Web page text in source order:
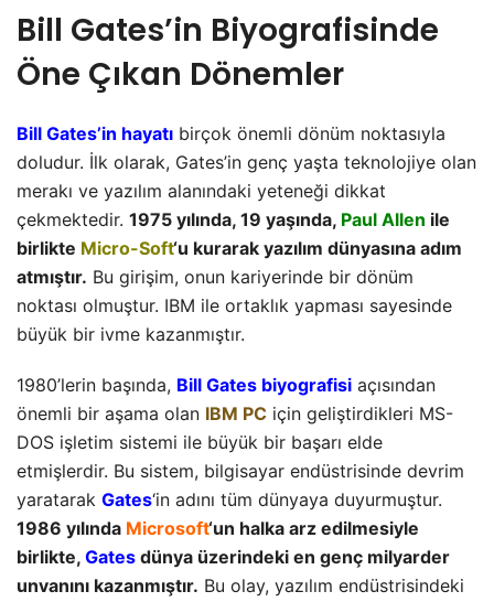
Bill Gates’in Biyografisinde
Öne Çıkan Dönemler
Bill Gates’in hayatı birçok önemli dönüm noktasıyla
doludur. İlk olarak, Gates’in genç yaşta teknolojiye olan
merakı ve yazılım alanındaki yeteneği dikkat
çekmektedir. 1975 yılında, 19 yaşında, Paul Allen ile
birlikte Micro-Soft‘u kurarak yazılım dünyasına adım
atmıştır. Bu girişim, onun kariyerinde bir dönüm
noktası olmuştur. IBM ile ortaklık yapması sayesinde
büyük bir ivme kazanmıştır.
1980’lerin başında, Bill Gates biyografisi açısından
önemli bir aşama olan IBM PC için geliştirdikleri MS-
DOS işletim sistemi ile büyük bir başarı elde
etmişlerdir. Bu sistem, bilgisayar endüstrisinde devrim
yaratarak Gates‘in adını tüm dünyaya duyurmuştur.
1986 yılında Microsoft‘un halka arz edilmesiyle
birlikte, Gates dünya üzerindeki en genç milyarder
unvanını kazanmıştır. Bu olay, yazılım endüstrisindeki